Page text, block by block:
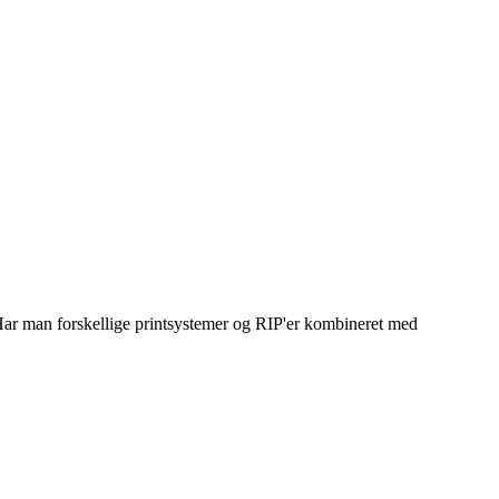
man forskellige printsystemer og RIP'er kombineret med